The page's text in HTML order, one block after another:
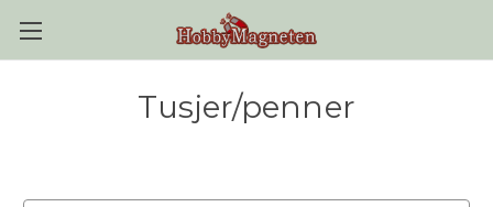
Tusjer/penner